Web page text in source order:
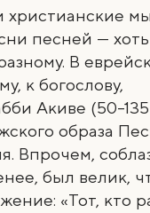
христианские
песней —
В
к богослову,
Акиве (50–
образа
Впрочем,
был велик,
«Тот, кто